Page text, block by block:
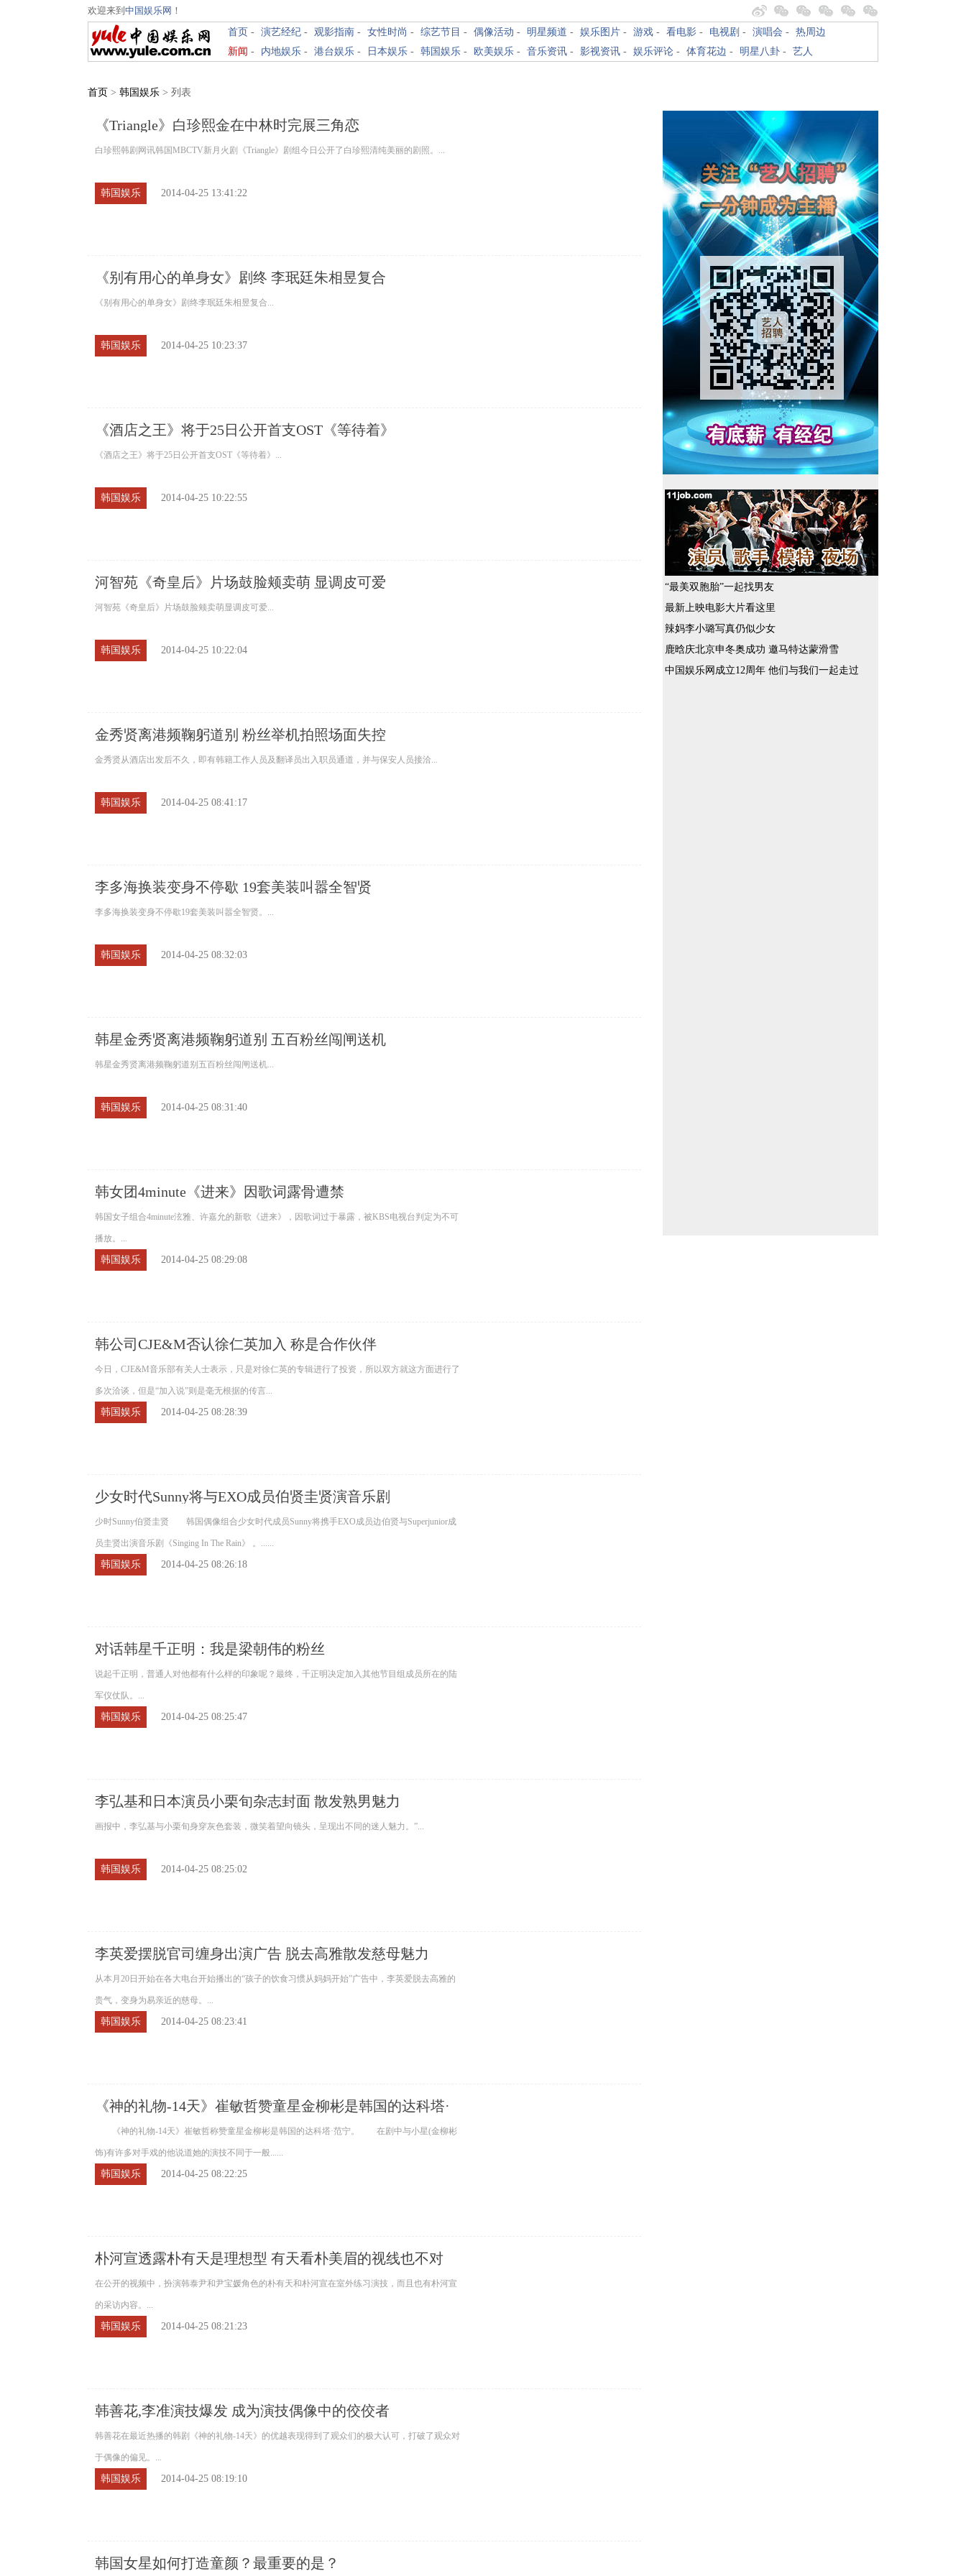
欢迎来到 中国娱乐网 ！
首页 - 演艺经纪 - 观影指南 - 女性时尚 - 综艺节目 - 偶像活动 - 明星频道 - 娱乐图片 - 游戏 - 看电影 - 电视剧 - 演唱会 - 热周边
新闻 - 内地娱乐 - 港台娱乐 - 日本娱乐 - 韩国娱乐 - 欧美娱乐 - 音乐资讯 - 影视资讯 - 娱乐评论 - 体育花边 - 明星八卦 - 艺人
首页 > 韩国娱乐 > 列表
《Triangle》白珍熙金在中林时完展三角恋
白珍熙韩剧网讯韩国MBCTV新月火剧《Triangle》剧组今日公开了白珍熙清纯美丽的剧照。...
韩国娱乐 2014-04-25 13:41:22
《别有用心的单身女》剧终 李珉廷朱相昱复合
《别有用心的单身女》剧终李珉廷朱相昱复合...
韩国娱乐 2014-04-25 10:23:37
《酒店之王》将于25日公开首支OST《等待着》
《酒店之王》将于25日公开首支OST《等待着》...
韩国娱乐 2014-04-25 10:22:55
河智苑《奇皇后》片场鼓脸颊卖萌 显调皮可爱
河智苑《奇皇后》片场鼓脸颊卖萌显调皮可爱...
韩国娱乐 2014-04-25 10:22:04
金秀贤离港频鞠躬道别 粉丝举机拍照场面失控
金秀贤从酒店出发后不久，即有韩籍工作人员及翻译员出入职员通道，并与保安人员接洽...
韩国娱乐 2014-04-25 08:41:17
李多海换装变身不停歇 19套美装叫嚣全智贤
李多海换装变身不停歇19套美装叫嚣全智贤。...
韩国娱乐 2014-04-25 08:32:03
韩星金秀贤离港频鞠躬道别 五百粉丝闯闸送机
韩星金秀贤离港频鞠躬道别五百粉丝闯闸送机...
韩国娱乐 2014-04-25 08:31:40
韩女团4minute《进来》因歌词露骨遭禁
韩国女子组合4minute泫雅、许嘉允的新歌《进来》，因歌词过于暴露，被KBS电视台判定为不可
播放。...
韩国娱乐 2014-04-25 08:29:08
韩公司CJE&M否认徐仁英加入 称是合作伙伴
今日，CJE&M音乐部有关人士表示，只是对徐仁英的专辑进行了投资，所以双方就这方面进行了
多次洽谈，但是“加入说”则是毫无根据的传言...
韩国娱乐 2014-04-25 08:28:39
少女时代Sunny将与EXO成员伯贤圭贤演音乐剧
少时Sunny伯贤圭贤 韩国偶像组合少女时代成员Sunny将携手EXO成员边伯贤与Superjunior成
员圭贤出演音乐剧《Singing In The Rain》 。......
韩国娱乐 2014-04-25 08:26:18
对话韩星千正明：我是梁朝伟的粉丝
说起千正明，普通人对他都有什么样的印象呢？最终，千正明决定加入其他节目组成员所在的陆
军仪仗队。...
韩国娱乐 2014-04-25 08:25:47
李弘基和日本演员小栗旬杂志封面 散发熟男魅力
画报中，李弘基与小栗旬身穿灰色套装，微笑着望向镜头，呈现出不同的迷人魅力。”...
韩国娱乐 2014-04-25 08:25:02
李英爱摆脱官司缠身出演广告 脱去高雅散发慈母魅力
从本月20日开始在各大电台开始播出的“孩子的饮食习惯从妈妈开始”广告中，李英爱脱去高雅的
贵气，变身为易亲近的慈母。...
韩国娱乐 2014-04-25 08:23:41
《神的礼物-14天》崔敏哲赞童星金柳彬是韩国的达科塔·
《神的礼物-14天》崔敏哲称赞童星金柳彬是韩国的达科塔·范宁。 在剧中与小星(金柳彬
饰)有许多对手戏的他说道她的演技不同于一般......
韩国娱乐 2014-04-25 08:22:25
朴河宣透露朴有天是理想型 有天看朴美眉的视线也不对
在公开的视频中，扮演韩泰尹和尹宝媛角色的朴有天和朴河宣在室外练习演技，而且也有朴河宣
的采访内容。...
韩国娱乐 2014-04-25 08:21:23
韩善花,李准演技爆发 成为演技偶像中的佼佼者
韩善花在最近热播的韩剧《神的礼物-14天》的优越表现得到了观众们的极大认可，打破了观众对
于偶像的偏见。...
韩国娱乐 2014-04-25 08:19:10
韩国女星如何打造童颜？最重要的是？